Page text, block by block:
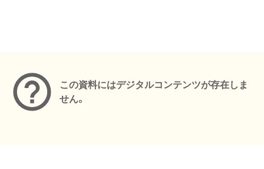
この資料にはデジタルコンテンツが存在しま
せん。